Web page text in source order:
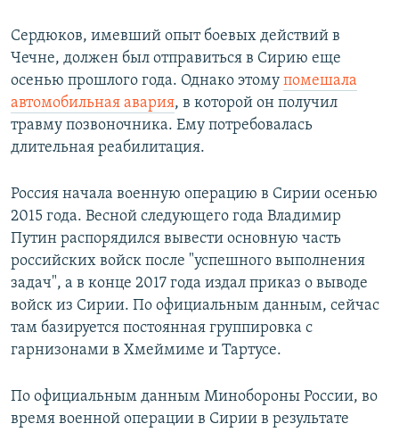
Сердюков, имевший опыт боевых действий в
Чечне, должен был отправиться в Сирию еще
осенью прошлого года. Однако этому помешала
автомобильная авария, в которой он получил
травму позвоночника. Ему потребовалась
длительная реабилитация.
Россия начала военную операцию в Сирии осенью
2015 года. Весной следующего года Владимир
Путин распорядился вывести основную часть
российских войск после "успешного выполнения
задач", а в конце 2017 года издал приказ о выводе
войск из Сирии. По официальным данным, сейчас
там базируется постоянная группировка с
гарнизонами в Хмеймиме и Тартусе.
По официальным данным Минобороны России, во
время военной операции в Сирии в результате